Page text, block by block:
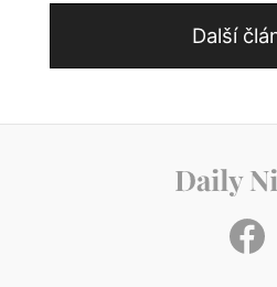
Další